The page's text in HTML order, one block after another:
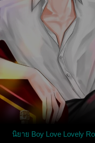
นิยาย Boy Love Lovely